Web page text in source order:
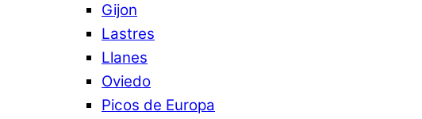
Gijon
Lastres
Llanes
Oviedo
Picos de Europa